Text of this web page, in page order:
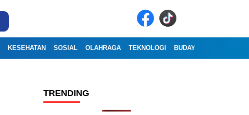
KESEHATAN SOSIAL OLAHRAGA TEKNOLOGI BUDAYA
TRENDING